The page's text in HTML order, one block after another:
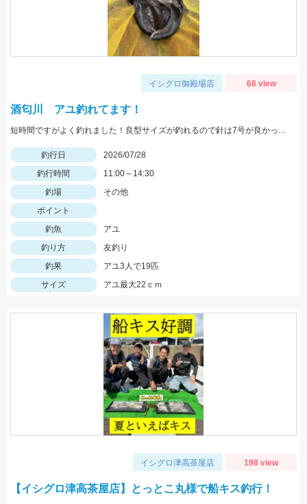
イシグロ御殿場店 68 view
酒匂川 アユ釣れてます！
短時間ですがよく釣れました！良型サイズが釣れるので針は7号が良かったです！
釣行日
2026/07/28
釣行時間
11:00～14:30
釣場
その他
ポイント
釣魚
アユ
釣り方
友釣り
釣果
アユ3人で19匹
サイズ
アユ最大22ｃｍ
イシグロ津高茶屋店 198 view
【イシグロ津高茶屋店】とっとこ丸様で船キス釣行！